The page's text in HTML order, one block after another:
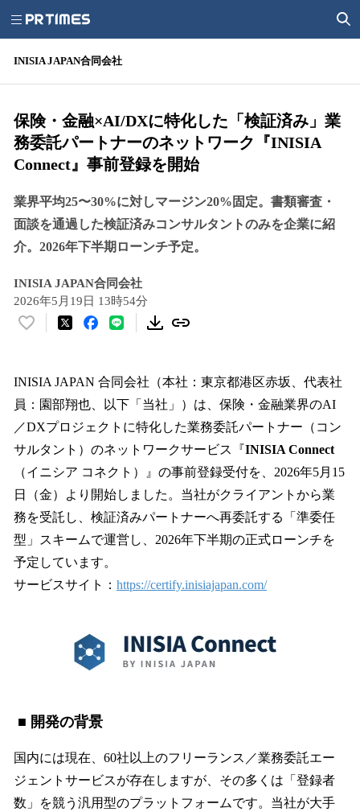
INISIA JAPAN合同会社
保険・金融×AI/DXに特化した「検証済み」業
務委託パートナーのネットワーク『INISIA
Connect』事前登録を開始
業界平均25〜30%に対しマージン20%固定。書類審査・
面談を通過した検証済みコンサルタントのみを企業に紹
介。2026年下半期ローンチ予定。
INISIA JAPAN合同会社
2026年5月19日 13時54分
い
！
を
読
み
込
み
中
で
INISIA JAPAN 合同会社（本社：東京都港区赤坂、代表社
員：園部翔也、以下「当社」）は、保険・金融業界のAI
／DXプロジェクトに特化した業務委託パートナー（コン
サルタント）のネットワークサービス『INISIA Connect
（イニシア コネクト）』の事前登録受付を、2026年5月15
日（金）より開始しました。当社がクライアントから業
務を受託し、検証済みパートナーへ再委託する「準委任
型」スキームで運営し、2026年下半期の正式ローンチを
予定しています。
サービスサイト： https://certify.inisiajapan.com/
■ 開発の背景
国内には現在、60社以上のフリーランス／業務委託エー
ジェントサービスが存在しますが、その多くは「登録者
数」を競う汎用型のプラットフォームです。当社が大手